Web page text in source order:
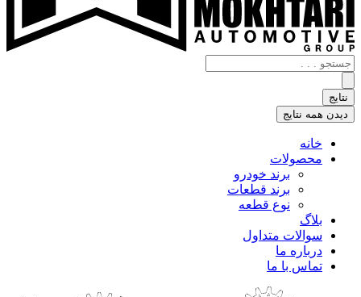
جستجو
.
.
.
نتایج
دیدن همه نتایج
خانه
محصولات
برند خودرو
برند قطعات
نوع قطعه
بلاگ
سوالات متداول
درباره ما
تماس با ما